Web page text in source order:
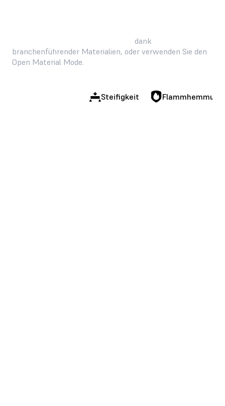
dank
branchenführender Materialien, oder verwenden Sie den
Open Material Mode.
Steifigkeit Flammhemmung